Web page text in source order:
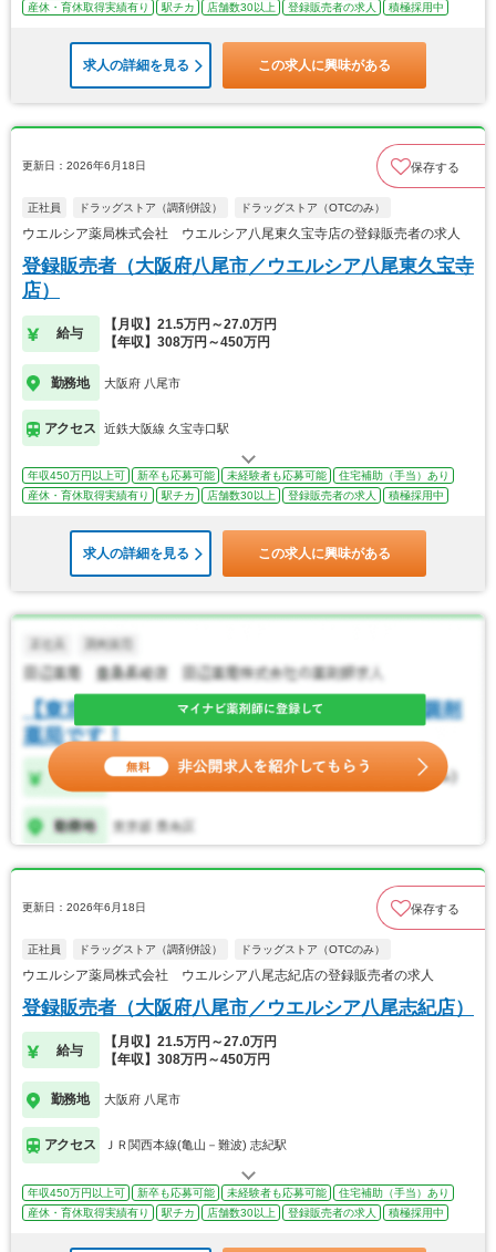
産休・育休取得実績有り
駅チカ 店舗数30以上 登録販売者の求人 積極採用中
求人の詳細を見る この求人に興味がある
更新日：2026年6月18日 保存する
正社員 ドラッグストア（調剤併設） ドラッグストア（OTCのみ）
ウエルシア薬局株式会社 ウエルシア八尾東久宝寺店の登録販売者の求人
登録販売者（大阪府八尾市／ウエルシア八尾東久宝寺
店）
給与
【月収】21.5万円～27.0万円
【年収】308万円～450万円
勤務地 大阪府 八尾市
アクセス 近鉄大阪線 久宝寺口駅
年収450万円以上可 新卒も応募可能 未経験者も応募可能
住宅補助（手当）あり
産休・育休取得実績有り
駅チカ 店舗数30以上 登録販売者の求人 積極採用中
求人の詳細を見る この求人に興味がある
更新日：2026年6月18日 保存する
正社員 ドラッグストア（調剤併設） ドラッグストア（OTCのみ）
ウエルシア薬局株式会社 ウエルシア八尾志紀店の登録販売者の求人
登録販売者（大阪府八尾市／ウエルシア八尾志紀店）
給与
【月収】21.5万円～27.0万円
【年収】308万円～450万円
勤務地 大阪府 八尾市
アクセス ＪＲ関西本線(亀山－難波) 志紀駅
年収450万円以上可 新卒も応募可能 未経験者も応募可能
住宅補助（手当）あり
産休・育休取得実績有り
駅チカ 店舗数30以上 登録販売者の求人 積極採用中